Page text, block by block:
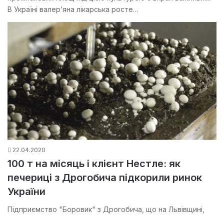
В Україні валер’яна лікарська росте…
22.04.2020
100 т на місяць і клієнт Нестле: як
печериці з Дрогобича підкорили ринок
України
Підприємство "Боровик" з Дрогобича, що на Львівщині,